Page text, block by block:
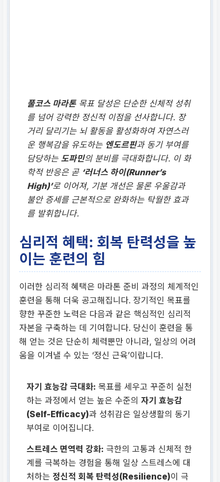
풀코스 마라톤목표 달성은 단순한 신체적 성취
를 넘어 강력한 정신적 이점을 선사합니다. 장
거리 달리기는 뇌 활동을 활성화하여 자연스러
운 행복감을 유도하는 엔도르핀과 동기 부여를
담당하는 도파민의 분비를 극대화합니다. 이 화
학적 반응은 곧 ‘러너스 하이(Runner’s
High)’로 이어져, 기분 개선은 물론 우울감과
불안 증세를 근본적으로 완화하는 탁월한 효과
를 발휘합니다.
심리적 혜택: 회복 탄력성을 높
이는 훈련의 힘
이러한 심리적 혜택은 마라톤 준비 과정의 체계적인
훈련을 통해 더욱 공고해집니다. 장기적인 목표를
향한 꾸준한 노력은 다음과 같은 핵심적인 심리적
자본을 구축하는 데 기여합니다. 당신이 훈련을 통
해 얻는 것은 단순히 체력뿐만 아니라, 일상의 어려
움을 이겨낼 수 있는 ‘정신 근육’이랍니다.
자기 효능감 극대화: 목표를 세우고 꾸준히 실천
하는 과정에서 얻는 높은 수준의자기 효능감
(Self-Efficacy)과 성취감은 일상생활의 동기
부여로 이어집니다.
스트레스 면역력 강화: 극한의 고통과 신체적 한
계를 극복하는 경험을 통해 일상 스트레스에 대
처하는 정신적 회복 탄력성(Resilience)이 극